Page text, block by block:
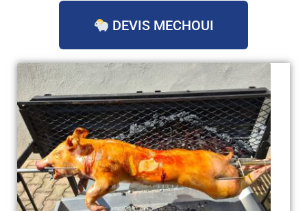
DEVIS MECHOUI